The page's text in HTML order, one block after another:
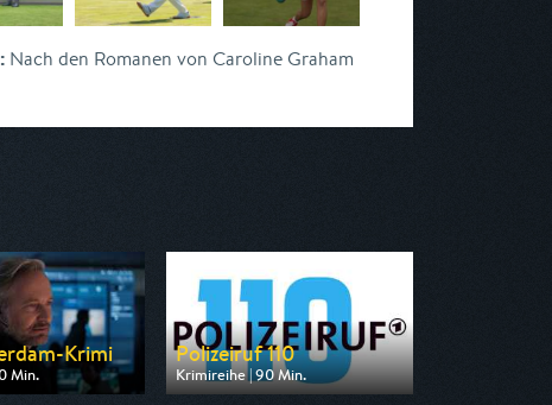
Nach den Romanen von Caroline Graham
Krimi
Min.
ARD
Polizeiruf 110
Krimireihe | 90 Min.
Ausgestrahlt von MDR